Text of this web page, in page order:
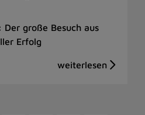
große Besuch aus
Erfolg